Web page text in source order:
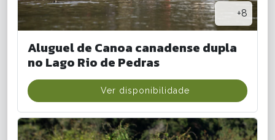
+8
Aluguel de Canoa canadense dupla
no Lago Rio de Pedras
Ver disponibilidade